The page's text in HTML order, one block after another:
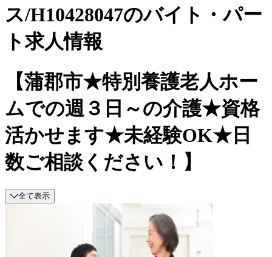
ス/H10428047のバイト・パー
ト求人情報
【蒲郡市★特別養護老人ホー
ムでの週３日～の介護★資格
活かせます★未経験OK★日
数ご相談ください！】
全て表示